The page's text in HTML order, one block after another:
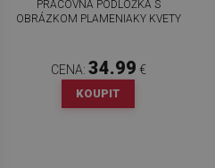
PRACOVNÁ PODLOŽKA S
OBRÁZKOM PLAMENIAKY KVETY
CENA: 34.99 €
KOUPIT